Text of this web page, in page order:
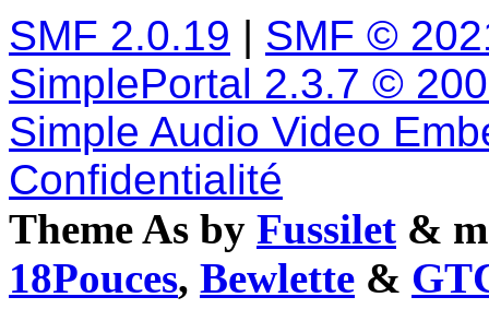
SMF 2.0.19 | SMF ©
SimplePortal 2.3.7 ©
Simple Audio Video
Confidentialité
Theme As by Fussilet &
18Pouces, Bewlette &